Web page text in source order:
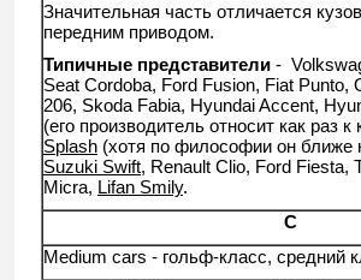
Значительная часть отличается
передним приводом.
Типичные представители -
Seat Cordoba, Ford Fusion, Fiat Punto,
206, Skoda Fabia, Hyundai Accent,
(его производитель относит как раз к
Splash (хотя по философии он ближе
Suzuki Swift, Renault Clio, Ford Fiesta,
Micra, Lifan Smily.
C
Medium cars - гольф-класс, средний